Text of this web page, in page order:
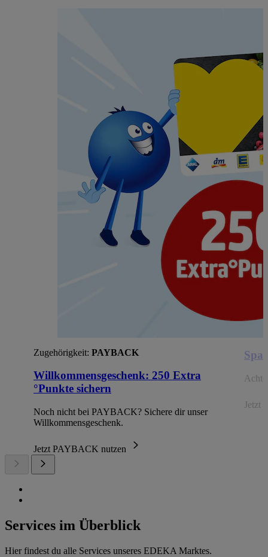
Zugehörigkeit: PAYBACK
Willkommensgeschenk: 250 Extra
°Punkte sichern
Noch nicht bei PAYBACK? Sichere dir unser
Willkommensgeschenk.
Jetzt PAYBACK nutzen
Jetzt
Services im Überblick
Hier findest du alle Services unseres EDEKA Marktes.